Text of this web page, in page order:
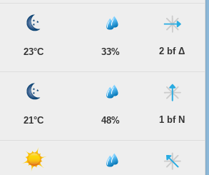
23°C 33% 2 bf Δ
21°C 48% 1 bf Ν